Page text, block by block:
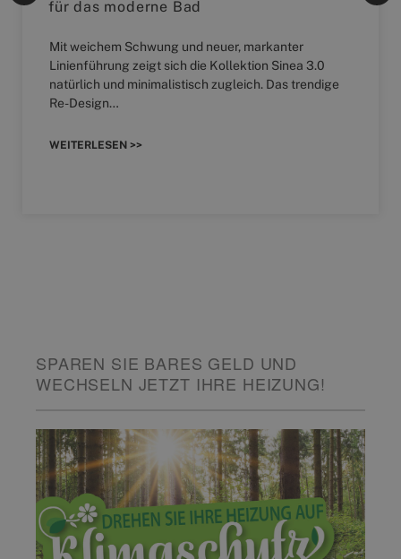
für das moderne Bad
Mit weichem Schwung und neuer, markanter
Linienführung zeigt sich die Kollektion Sinea 3.0
natürlich und minimalistisch zugleich. Das trendige
Re-Design…
WEITERLESEN >>
SPAREN SIE BARES GELD UND
WECHSELN JETZT IHRE HEIZUNG!